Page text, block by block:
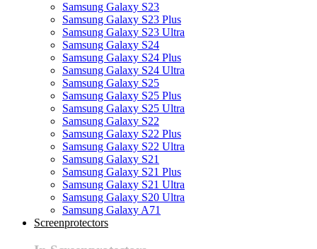
Samsung Galaxy S23
Samsung Galaxy S23 Plus
Samsung Galaxy S23 Ultra
Samsung Galaxy S24
Samsung Galaxy S24 Plus
Samsung Galaxy S24 Ultra
Samsung Galaxy S25
Samsung Galaxy S25 Plus
Samsung Galaxy S25 Ultra
Samsung Galaxy S22
Samsung Galaxy S22 Plus
Samsung Galaxy S22 Ultra
Samsung Galaxy S21
Samsung Galaxy S21 Plus
Samsung Galaxy S21 Ultra
Samsung Galaxy S20 Ultra
Samsung Galaxy A71
Screenprotectors